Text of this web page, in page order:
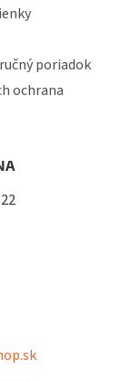
poriadok
ochrana